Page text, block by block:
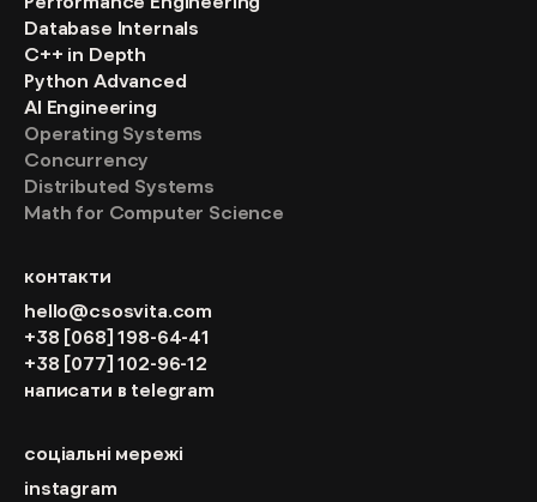
Database Internals
C++ in Depth
Python Advanced
AI Engineering
Operating Systems
Concurrency
Distributed Systems
Math for Computer Science
контакти
hello@csosvita.com
+38 [068] 198-64-41
+38 [077] 102-96-12
написати в telegram
соціальні мережі
instagram